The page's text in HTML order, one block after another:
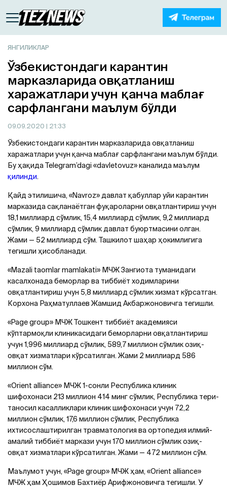
ЯНГИЛИКЛАР
Ўзбекистондаги карантин
марказларида овқатланиш
харажатлари учун қанча маблағ
сарфлангани маълум бўлди
09.09.2020 | 21:33
Ўзбекистондаги карантин марказларида овқатланиш
харажатлари учун қанча маблағ сарфлангани маълум бўлди.
Бу ҳақида Telegram’dagi «davletovuz» каналида маълум
қилинди.
Қайд этилишича, «Navroz» давлат қабуллар уйи карантин
марказида сақланаётган фуқароларни овқатлантириш учун
18,1 миллиард сўмлик, 15,4 миллиард сўмлик, 9,2 миллиард
сўмлик, 9 миллиард сўмлик давлат буюртмасини олган.
Жами — 52 миллиард сўм. Ташкилот шаҳар ҳокимлигига
тегишли ҳисобланади.
«Mazali taomlar mamlakati» МЧЖ Зангиота туманидаги
касалхонада беморлар ва тиббиёт ходимларини
овқатлантириш учун 5,8 миллиард сўмлик хизмат кўрсатган.
Корхона Раҳматуллаев Жамшид Акбаржоновичга тегишли.
«Page group» МЧЖ Тошкент тиббиёт академияси
кўптармоқли клиникасидаги беморларни овқатлантириш
учун 1,996 миллиард сўмлик, 589,7 миллион сўмлик озиқ-
овқат хизматлари кўрсатилган. Жами 2 миллиард 586
миллион сўм.
«Orient alliance» МЧЖ 1-сонли Республика клиник
шифохонаси 213 миллион 414 минг сўмлик, Республика тери-
таносил касалликлари клиник шифохонаси учун 72,2
миллион сўмлик, 17,6 миллион сўмлик, Республика
ихтисослаштирилган травматология ва ортопедия илмий-
амалий тиббиёт маркази учун 170 миллион сўмлик озиқ-
овқат хизматлари кўрсатилган. Жами — 472 миллион сўм.
Маълумот учун, «Page group» МЧЖ ҳам, «Orient alliance»
МЧЖ ҳам Ҳошимов Бахтиёр Арифжоновичга тегишли. У